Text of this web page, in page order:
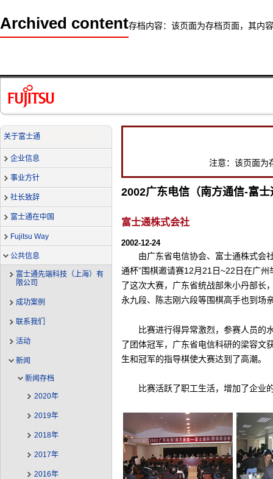
Archived content存档内容：该页面为存档页面，其内
关于富士通
企业信息
事业方针
社长致辞
富士通在中国
Fujitsu Way
公共信息
富士通先端科技（上海）有
限公司
成功案例
联系我们
活动
新闻
新闻存档
2020年
2019年
2018年
2017年
2016年
注意：该页面为
2002广东电信（南方通信-富
富士通株式会社
2002-12-24
由广东省电信协会、富士通株式会
通杯”围棋邀请赛12月21日~22日在广
了这次大赛，广东省统战部朱小丹部长
永九段、陈志刚六段等围棋高手也到场
比赛进行得异常激烈，参赛人员的
了团体冠军，广东省电信科研的梁容文
生和冠军的指导棋使大赛达到了高潮。
比赛活跃了职工生活，增加了企业